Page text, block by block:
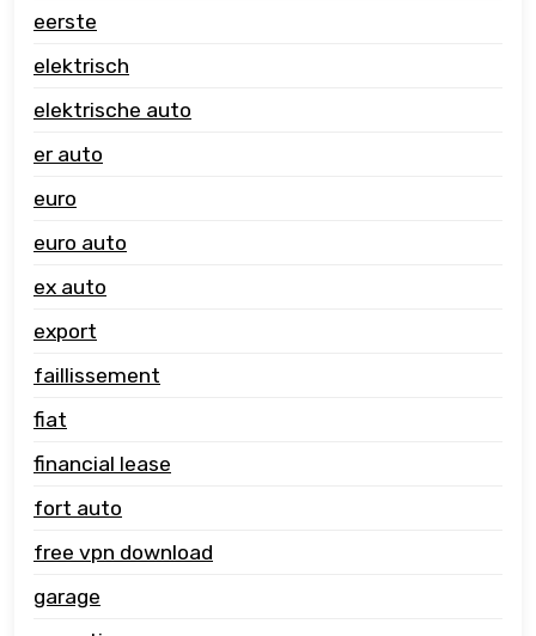
eerste
elektrisch
elektrische auto
er auto
euro
euro auto
ex auto
export
faillissement
fiat
financial lease
fort auto
free vpn download
garage